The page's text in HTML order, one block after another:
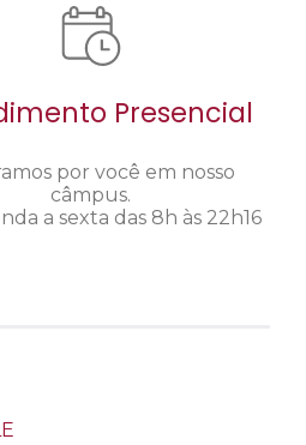
Presencial
por você em nosso
câmpus.
a sexta das 8h às 22h16